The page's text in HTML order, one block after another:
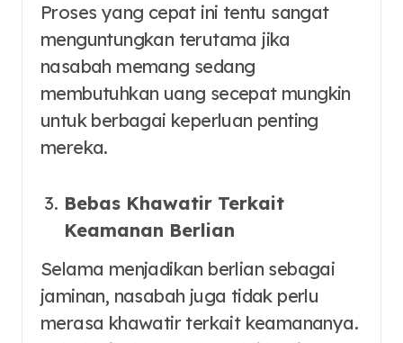
Proses yang cepat ini tentu sangat
menguntungkan terutama jika
nasabah memang sedang
membutuhkan uang secepat mungkin
untuk berbagai keperluan penting
mereka.
Bebas Khawatir Terkait
Keamanan Berlian
Selama menjadikan berlian sebagai
jaminan, nasabah juga tidak perlu
merasa khawatir terkait keamananya.